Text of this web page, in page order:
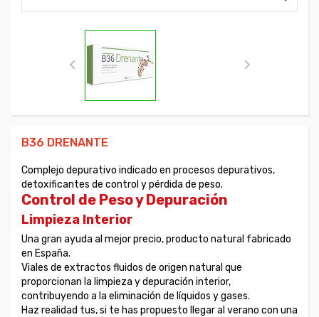
 
B36 DRENANTE
Complejo depurativo indicado en procesos depurativos,
detoxificantes de control y pérdida de peso.
Control de Peso y Depuración
Limpieza Interior
Una gran ayuda al mejor precio, producto natural fabricado
en España.
Viales de extractos fluidos de origen natural que
proporcionan la limpieza y depuración interior,
contribuyendo a la eliminación de líquidos y gases.
Haz realidad tus, si te has propuesto llegar al verano con una